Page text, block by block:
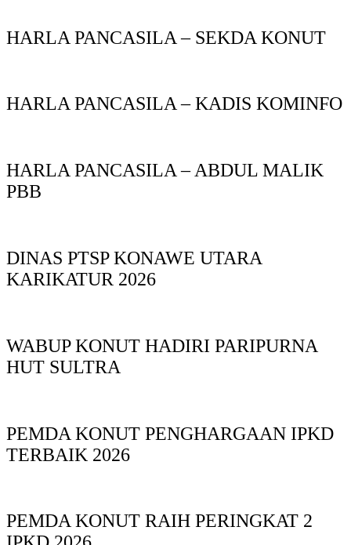
HARLA PANCASILA – SEKDA KONUT
HARLA PANCASILA – KADIS KOMINFO
HARLA PANCASILA – ABDUL MALIK
PBB
DINAS PTSP KONAWE UTARA
KARIKATUR 2026
WABUP KONUT HADIRI PARIPURNA
HUT SULTRA
PEMDA KONUT PENGHARGAAN IPKD
TERBAIK 2026
PEMDA KONUT RAIH PERINGKAT 2